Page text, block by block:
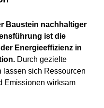
Baustein nachhaltiger
ist die
Energieeffizienz in
Durch gezielte
lassen sich Ressourcen
Emissionen wirksam